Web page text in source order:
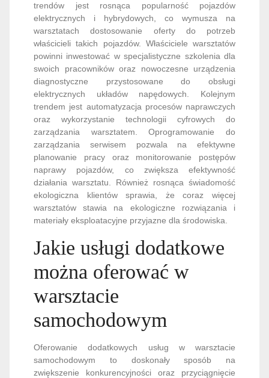
trendów jest rosnąca popularność pojazdów
elektrycznych i hybrydowych, co wymusza na
warsztatach dostosowanie oferty do potrzeb
właścicieli takich pojazdów. Właściciele warsztatów
powinni inwestować w specjalistyczne szkolenia dla
swoich pracowników oraz nowoczesne urządzenia
diagnostyczne przystosowane do obsługi
elektrycznych układów napędowych. Kolejnym
trendem jest automatyzacja procesów naprawczych
oraz wykorzystanie technologii cyfrowych do
zarządzania warsztatem. Oprogramowanie do
zarządzania serwisem pozwala na efektywne
planowanie pracy oraz monitorowanie postępów
naprawy pojazdów, co zwiększa efektywność
działania warsztatu. Również rosnąca świadomość
ekologiczna klientów sprawia, że coraz więcej
warsztatów stawia na ekologiczne rozwiązania i
materiały eksploatacyjne przyjazne dla środowiska.
Jakie usługi dodatkowe
można oferować w
warsztacie
samochodowym
Oferowanie dodatkowych usług w warsztacie
samochodowym to doskonały sposób na
zwiększenie konkurencyjności oraz przyciągnięcie